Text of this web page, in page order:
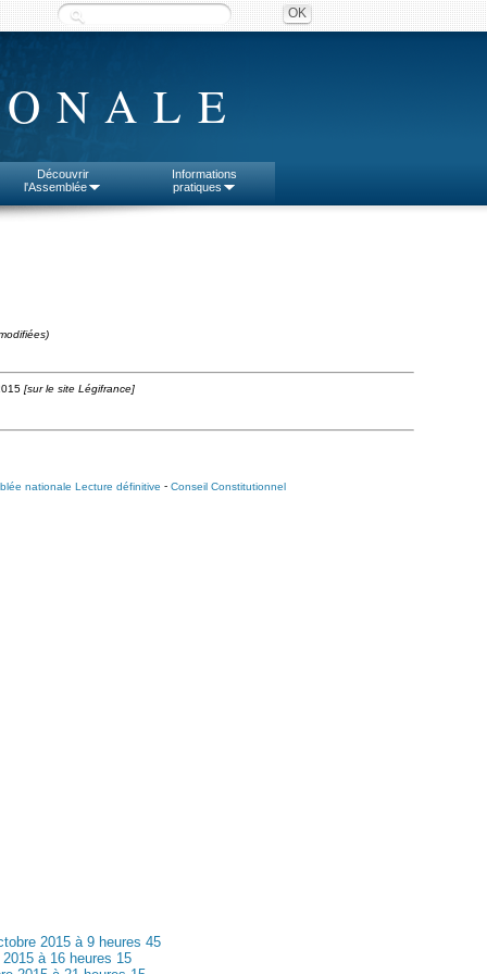
Découvrir
l'Assemblée
Informations
pratiques
[sur le site Légifrance]
nationale Lecture définitive - Conseil Constitutionnel
2015 à 9 heures 45
à 16 heures 15